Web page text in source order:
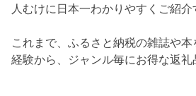
人むけに日本一わかりやすくご紹介
これまで、ふるさと納税の雑誌や
経験から、ジャンル毎にお得な返礼